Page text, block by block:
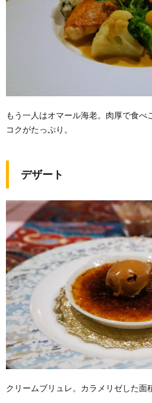
もう一人はオマール海老。肉厚で食べ
コクがたっぷり。
デザート
クリームブリュレ。カラメリゼした面